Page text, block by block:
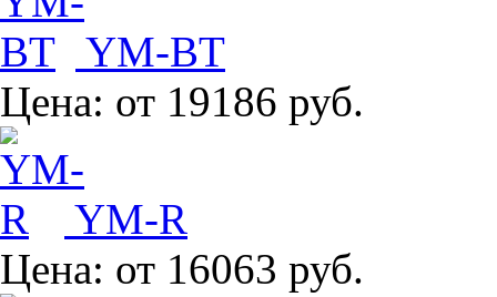
YM-BT
Цена: от 19186 руб.
YM-R
Цена: от 16063 руб.